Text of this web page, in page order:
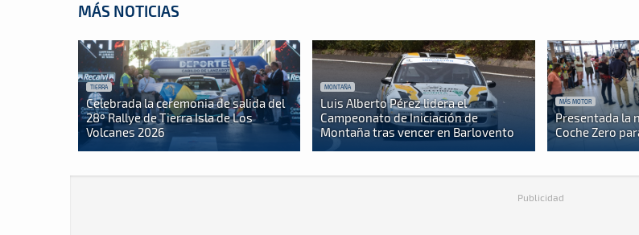
MÁS NOTICIAS
TIERRA
Celebrada la ceremonia de salida del
28º Rallye de Tierra Isla de Los
Volcanes 2026
MONTAÑA
Luis Alberto Pérez lidera el
Campeonato de Iniciación de
Montaña tras vencer en Barlovento
MÁS MOTOR
Presentada la
Coche Zero
Publicidad